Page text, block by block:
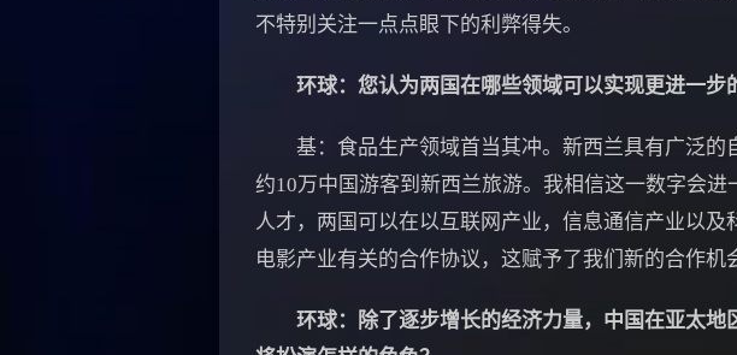
不特别关注一点点眼下的利弊得失。
环球：您认为两国在哪些领域可以实现更进一步
基：食品生产领域首当其冲。新西兰具有广泛的
约10万中国游客到新西兰旅游。我相信这一数字会
人才，两国可以在以互联网产业，信息通信产业以
电影产业有关的合作协议，这赋予了我们新的合作机
环球：除了逐步增长的经济力量，中国在亚太